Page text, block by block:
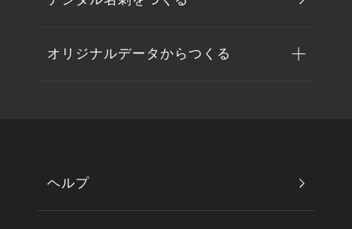
オリジナルデータからつくる
ヘルプ